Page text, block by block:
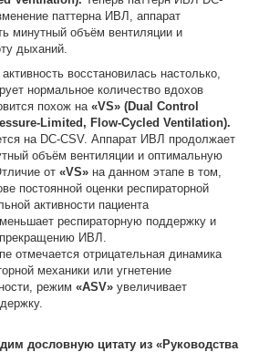
паттерна ИВЛ, аппарат
минутный объём вентиляции и
дыханий.
восстановилась настолько,
нормальное количество вдохов
похож на «VS» (Dual Control
- Limited , Flow-Cycled Ventilation).
на DC-CSV. Аппарат ИВЛ продолжает
объём вентиляции и оптимальную
от «VS» на данном этапе в том,
постоянной оценки респираторной
активности пациента
респираторную поддержку и
прекращению ИВЛ.
отмечается отрицательная динамика
механики или угнетение
режим «ASV» увеличивает
дословную цитату из «Руководства